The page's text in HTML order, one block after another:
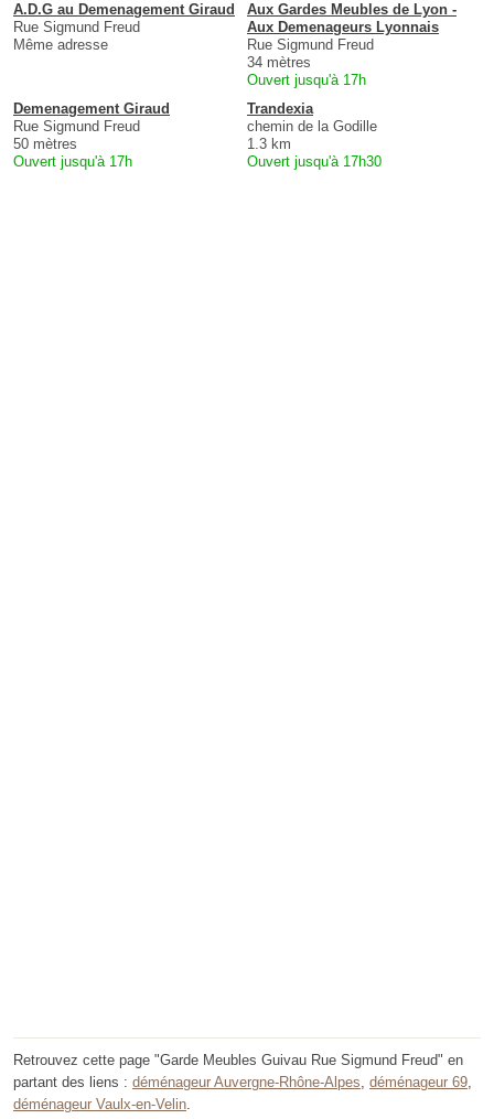
A.D.G au Demenagement Giraud
Rue Sigmund Freud
Même adresse
Aux Gardes Meubles de Lyon -
Aux Demenageurs Lyonnais
Rue Sigmund Freud
34 mètres
Ouvert jusqu'à 17h
Demenagement Giraud
Rue Sigmund Freud
50 mètres
Ouvert jusqu'à 17h
Trandexia
chemin de la Godille
1.3 km
Ouvert jusqu'à 17h30
Retrouvez cette page "Garde Meubles Guivau Rue Sigmund Freud" en
partant des liens : déménageur Auvergne-Rhône-Alpes, déménageur 69,
déménageur Vaulx-en-Velin.